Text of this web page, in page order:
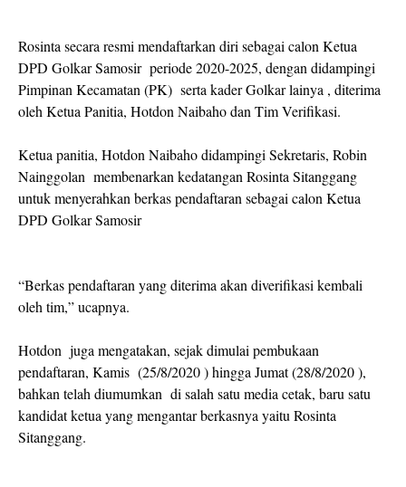
Rosinta secara resmi mendaftarkan diri sebagai calon Ketua
DPD Golkar Samosir periode 2020-2025, dengan didampingi
Pimpinan Kecamatan (PK) serta kader Golkar lainya , diterima
oleh Ketua Panitia, Hotdon Naibaho dan Tim Verifikasi.
Ketua panitia, Hotdon Naibaho didampingi Sekretaris, Robin
Nainggolan membenarkan kedatangan Rosinta Sitanggang
untuk menyerahkan berkas pendaftaran sebagai calon Ketua
DPD Golkar Samosir
“Berkas pendaftaran yang diterima akan diverifikasi kembali
oleh tim,” ucapnya.
Hotdon juga mengatakan, sejak dimulai pembukaan
pendaftaran, Kamis (25/8/2020 ) hingga Jumat (28/8/2020 ),
bahkan telah diumumkan di salah satu media cetak, baru satu
kandidat ketua yang mengantar berkasnya yaitu Rosinta
Sitanggang.